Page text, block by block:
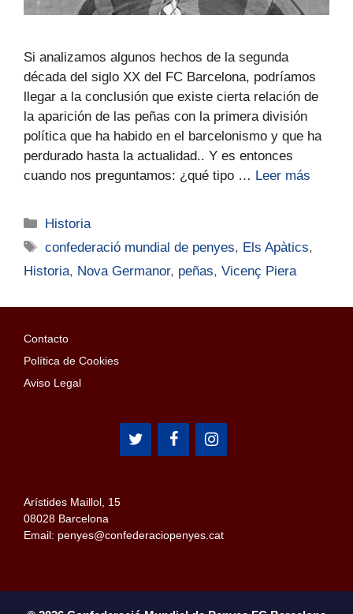
Si analizamos algunos hechos de la segunda
década del siglo XX del FC Barcelona, podríamos
llegar a la conclusión que existe cierta relación de
la aparición de las peñas con la primera división
política que ha habido en el barcelonismo y que ha
perdurado hasta la actualidad.. Y es entonces
cuando nos preguntamos: ¿qué tipo … Leer más
Historia
confederació mundial de penyes, Els Apàtics,
Historia, Nova Germanor, peñas, Vicenç Piera
Contacto
Política de Cookies
Aviso Legal
Arístides Maillol, 15
08028 Barcelona
Email: penyes@confederaciopenyes.cat